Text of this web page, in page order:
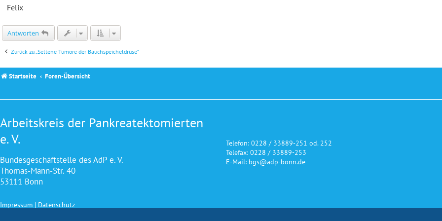
Felix
Antworten
Zurück zu „Seltene Tumore der Bauchspeicheldrüse“
Startseite Foren-Übersicht
Arbeitskreis der Pankreatektomierten
e. V.
Bundesgeschäftstelle des AdP e. V.
Thomas-Mann-Str. 40
53111 Bonn
Impressum | Datenschutz
Telefon: 0228 / 33889-251 od. 252
Telefax: 0228 / 33889-253
E-Mail: bgs@adp-bonn.de